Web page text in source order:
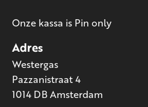
Adres
Westergas
Pazzanistraat 4
1014 DB Amsterdam
Onze kassa is Pin only